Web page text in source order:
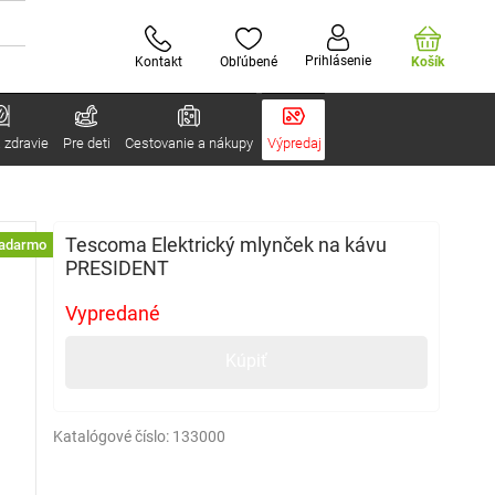
Kontakt Obľúbené Prihlásenie Košík
zdravie Pre deti Cestovanie a nákupy Výpredaj
Tescoma Elektrický mlynček na kávu
PRESIDENT
Vypredané
Katalógové číslo: 133000